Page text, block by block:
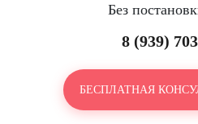
Без
8 (939)
БЕСПЛАТНАЯ